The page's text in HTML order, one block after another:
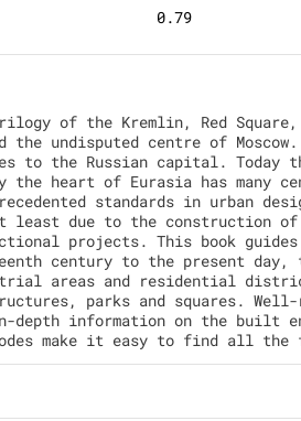
0.79
of the Kremlin, Red Square,
the undisputed centre of
to the Russian capital.
the heart of Eurasia has many
standards in urban
least due to the construction
projects. This book guides
century to the present day,
areas and residential
parks and squares. Well-
depth information on the built
make it easy to find all